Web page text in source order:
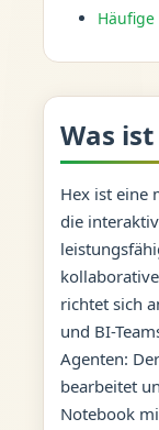
Häufige
Was
Hex ist eine
die
richtet sich
und BI-
Agenten:
bearbeitet
Notebook